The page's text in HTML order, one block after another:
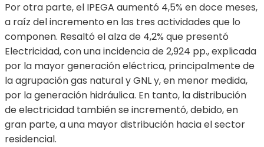
Por otra parte, el IPEGA aumentó 4,5% en doce meses,
a raíz del incremento en las tres actividades que lo
componen. Resaltó el alza de 4,2% que presentó
Electricidad, con una incidencia de 2,924 pp., explicada
por la mayor generación eléctrica, principalmente de
la agrupación gas natural y GNL y, en menor medida,
por la generación hidráulica. En tanto, la distribución
de electricidad también se incrementó, debido, en
gran parte, a una mayor distribución hacia el sector
residencial.